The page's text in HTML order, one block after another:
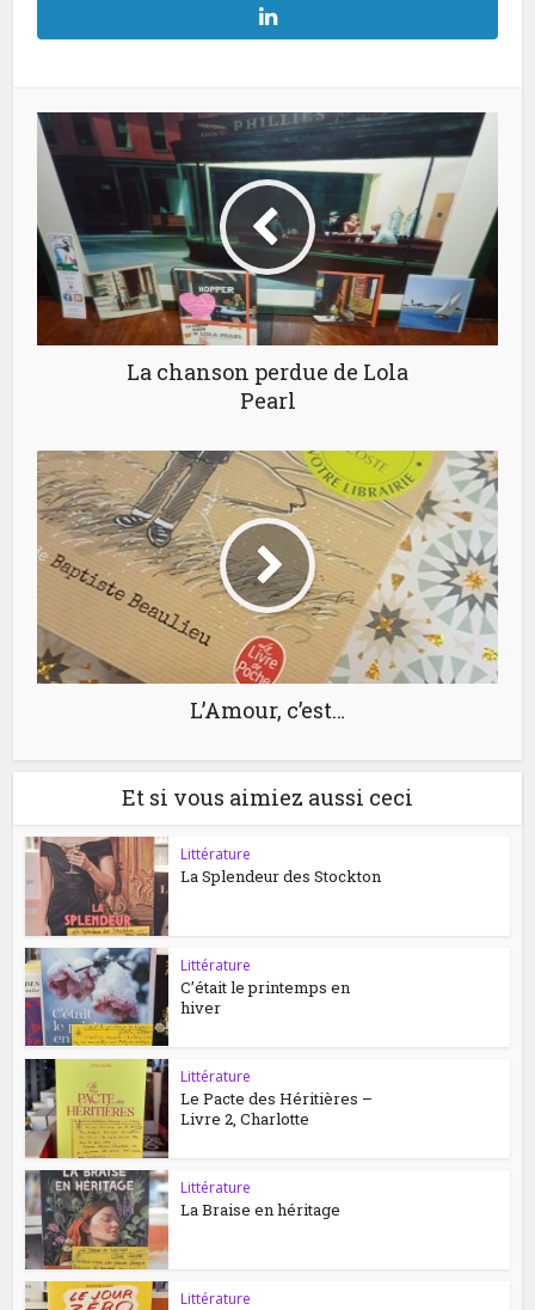
La chanson perdue de Lola
Pearl
L’Amour, c’est…
Et si vous aimiez aussi ceci
Littérature
La Splendeur des Stockton
Littérature
C’était le printemps en
hiver
Littérature
Le Pacte des Héritières –
Livre 2, Charlotte
Littérature
La Braise en héritage
Littérature